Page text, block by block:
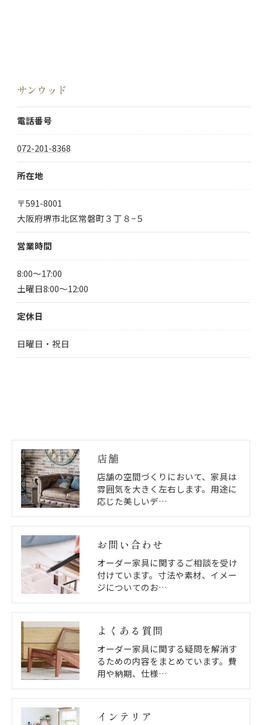
サンウッド
電話番号
072-201-8368
所在地
〒591-8001
大阪府堺市北区常磐町３丁８−５
営業時間
8:00～17:00
土曜日8:00～12:00
定休日
日曜日・祝日
店舗
店舗の空間づくりにおいて、家具は
雰囲気を大きく左右します。用途に
応じた美しいデ…
お問い合わせ
オーダー家具に関するご相談を受け
付けています。寸法や素材、イメー
ジについてのお…
よくある質問
オーダー家具に関する疑問を解消す
るための内容をまとめています。費
用や納期、仕様…
インテリア